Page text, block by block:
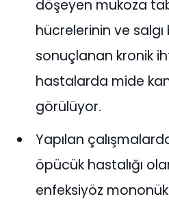
döşeyen mukoza
hücrelerinin ve salgı
sonuçlanan kronik
hastalarda mide
görülüyor.
Yapılan
öpücük hastalığı
enfeksiyöz